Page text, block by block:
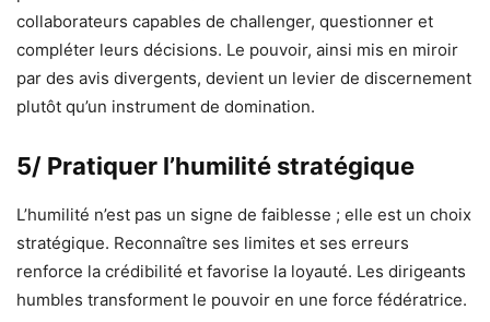
collaborateurs capables de challenger, questionner et
compléter leurs décisions. Le pouvoir, ainsi mis en miroir
par des avis divergents, devient un levier de discernement
plutôt qu’un instrument de domination.
5/ Pratiquer l’humilité stratégique
L’humilité n’est pas un signe de faiblesse ; elle est un choix
stratégique. Reconnaître ses limites et ses erreurs
renforce la crédibilité et favorise la loyauté. Les dirigeants
humbles transforment le pouvoir en une force fédératrice.